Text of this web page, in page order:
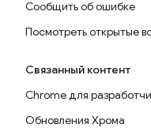
Сообщить об ошибке
Посмотреть открытые
Связанный контент
Chrome для
Обновления Хрома